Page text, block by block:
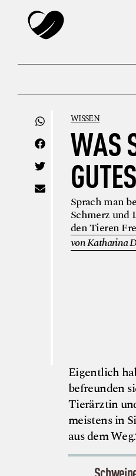
WISSEN
WAS
Sprach man
Schmerz und
den Tieren
von Katharina
Eigentlich
befreunden
Tierärztin
meistens in
aus dem